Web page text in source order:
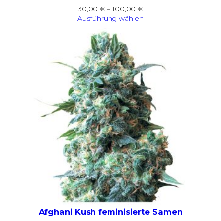
30,00€ –100,00€Preisspanne:
30,00 €
Ausführung wählen
Afghani Kush feminisierte Samen